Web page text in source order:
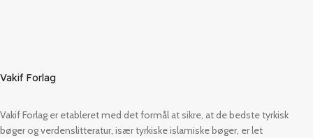
Vakif Forlag
Vakif Forlag er etableret med det formål at sikre, at de bedste tyrkisk
bøger og verdenslitteratur, især tyrkiske islamiske bøger, er let